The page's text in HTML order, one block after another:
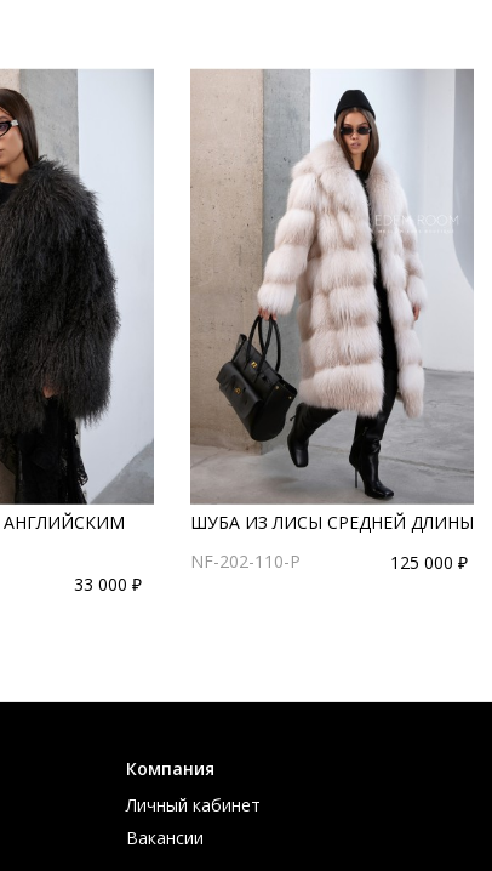
33 000 ₽
ШУБА ИЗ ЛИСЫ СРЕДНЕЙ ДЛИНЫ
NF-202-110-P
125 000 ₽
Компания
Личный кабинет
Вакансии